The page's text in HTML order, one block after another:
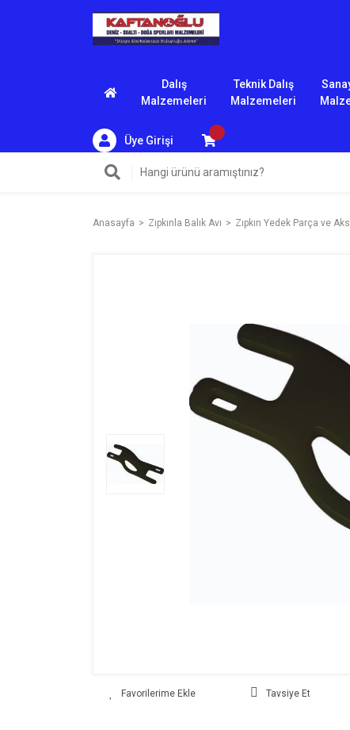
Dalış
Malzemeleri
Teknik Dalış
Malzemeleri
Üye Girişi
Anasayfa Zıpkınla Balık Avı Zıpkın Yedek Parça ve
Tavsiye Et